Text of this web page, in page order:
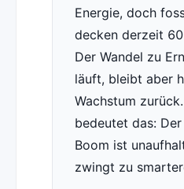
Energie, doch
decken derzeit
Der Wandel zu
läuft, bleibt aber
Wachstum
bedeutet das:
Boom ist
zwingt zu